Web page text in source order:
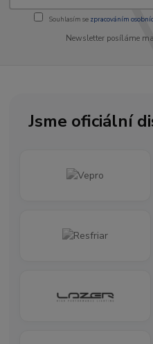
Souhlasím se zpracováním
Newsletter posíláme
Jsme oficiální